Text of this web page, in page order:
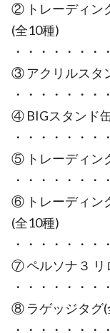
② トレーディン
(全10種)
・・・・・・・
③ アクリルスタ
・・・・・・・
④ BIGスタンド
・・・・・・・
⑤ トレーディン
・・・・・・・
⑥ トレーディン
(全10種)
・・・・・・・
⑦ ペルソナ３ リ
・・・・・・・
⑧ ラゲッジタグ(
・・・・・・・